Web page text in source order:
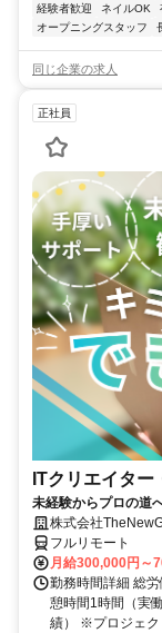
経験者歓迎
ネイルOK
オープニングスタッフ
同じ企業の求人
正社員
ITクリエイター
未経験からプロの道
株式会社
フルリモート
月給300,000円～
勤務時間詳細 総
憩時間1時間（実
績） ※プロジェク